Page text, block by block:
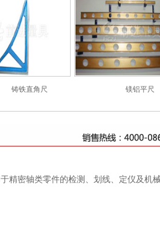
铸铁直角尺 镁铝平尺
密轴类零件的检测、划线、定仪及机